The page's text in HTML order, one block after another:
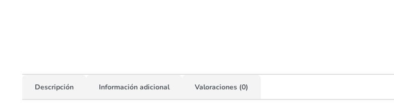
Descripción Información adicional Valoraciones (0)